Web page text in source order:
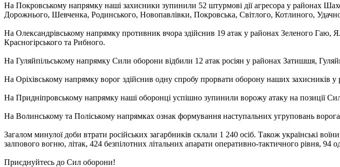
На Покровському напрямку наші захисники зупинили 52 штурмові дії агресора у районах
Дорожнього, Шевченка, Родинського, Новопавлівки, Покровська, Світлого, Котлиного,
На Олександрівському напрямку противник вчора здійснив 19 атак у районах Зеленого
Красногірського та Рибного.
На Гуляйпільському напрямку Сили оборони відбили 12 атак росіян у районах Затишшя,
На Оріхівському напрямку ворог здійснив одну спробу прорвати оборону наших захисників у
На Придніпровському напрямку наші оборонці успішно зупинили ворожу атаку на позиції
На Волинському та Поліському напрямках ознак формування наступальних угруповань
Загалом минулої доби втрати російських загарбників склали 1 240 осіб. Також українські
залпового вогню, літак, 424 безпілотних літальних апарати оперативно-тактичного рівня, 94
Приєднуйтесь до Сил оборони!